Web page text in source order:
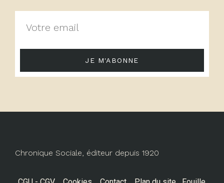
JE M'ABONNE
Chronique Sociale, éditeur depuis 1920